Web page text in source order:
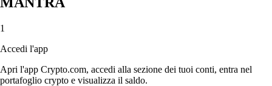
1
Accedi l'app
Apri l'app Crypto.com, accedi alla sezione dei tuoi conti, entra nel
portafoglio crypto e visualizza il saldo.